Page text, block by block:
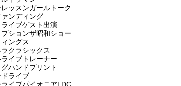
ッスンガールトーク
ンディング
イブゲスト出演
ションザ昭和ショー
ングス
クラシックス
ライブ トレーナー
グハンドプリント
ライブ
イブパイオニアLDC